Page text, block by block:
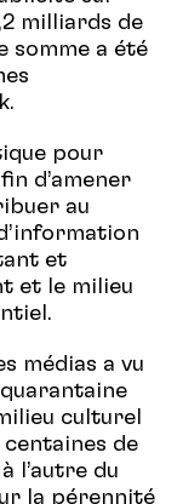
milliards de
somme a été
pour
d’amener
au
et
et le milieu
médias a vu
culturel
de
l’autre du
la pérennité